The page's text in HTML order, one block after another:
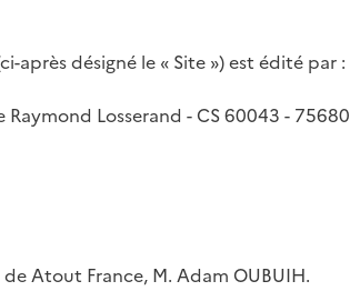
désigné le « Site ») est édité par :
Losserand - CS 60043 - 75680
Atout France, M. Adam OUBUIH.